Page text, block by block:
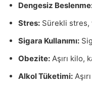
Dengesiz
Stres: Sürekli stres,
Sigara Kullanımı:
Obezite: Aşırı kilo,
Alkol Tüketimi: